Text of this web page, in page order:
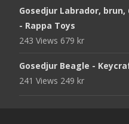
Gosedjur Labrador,
- Rappa Toys
243 Views 679 kr
Gosedjur Beagle -
241 Views 249 kr